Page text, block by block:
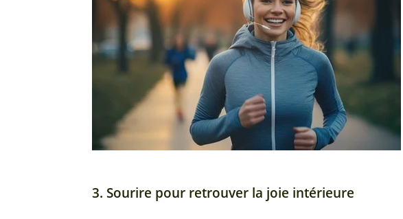
3. Sourire pour retrouver la joie intérieure